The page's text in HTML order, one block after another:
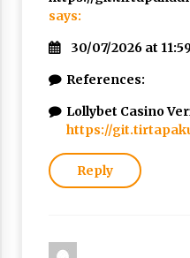
says:
30/07/2026 at
References:
Lollybet Casino
https://
Reply